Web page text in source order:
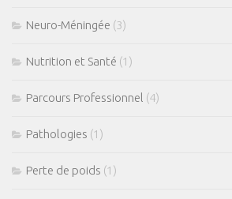
Neuro-Méningée (3)
Nutrition et Santé (1)
Parcours Professionnel (4)
Pathologies (1)
Perte de poids (1)